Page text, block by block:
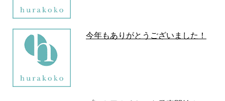
今年もありがとうございました！